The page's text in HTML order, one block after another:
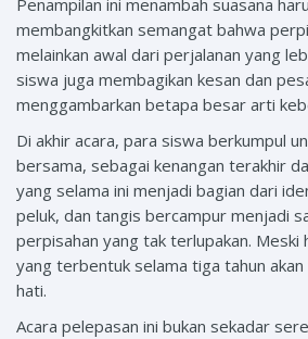
Penampilan ini menambah suasana
membangkitkan semangat bahwa
melainkan awal dari perjalanan yang
siswa juga membagikan kesan dan
menggambarkan betapa besar arti
Di akhir acara, para siswa berkumpul
bersama, sebagai kenangan terakhir
yang selama ini menjadi bagian dari
peluk, dan tangis bercampur menjadi
perpisahan yang tak terlupakan. Meski
yang terbentuk selama tiga tahun
hati.
Acara pelepasan ini bukan sekadar